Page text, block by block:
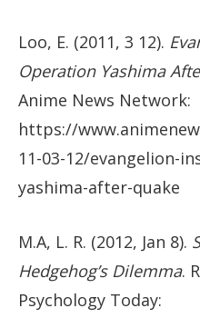
Loo, E. (2011, 3 12).
Operation Yashima
Anime News Network:
https://
11-03-12/evangelion-
yashima-after-quake
M.A, L. R. (2012, Jan 8).
Hedgehog’s Dilemma.
Psychology Today: